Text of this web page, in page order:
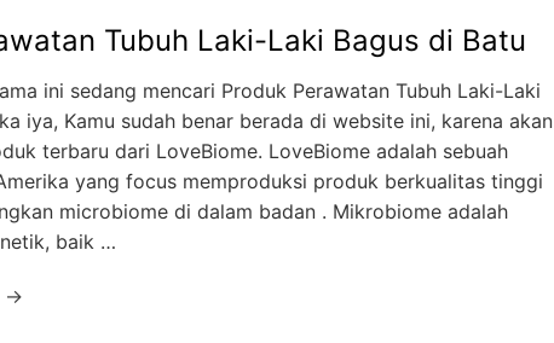
Tubuh Laki-Laki Bagus di Batu
ini sedang mencari Produk Perawatan Tubuh Laki-Laki
iya, Kamu sudah benar berada di website ini, karena akan
terbaru dari LoveBiome. LoveBiome adalah sebuah
yang focus memproduksi produk berkualitas tinggi
microbiome di dalam badan . Mikrobiome adalah
baik …
→